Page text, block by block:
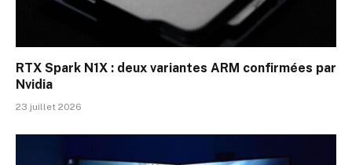
RTX Spark N1X : deux variantes ARM confirmées par
Nvidia
23 juillet 2026